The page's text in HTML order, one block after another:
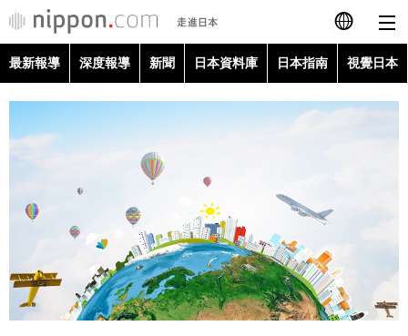
日本語
English
Français
Español
العربية
深度報導
新聞
最新報導 深度報導 新聞 日本資料庫 日本指南 視覺日本